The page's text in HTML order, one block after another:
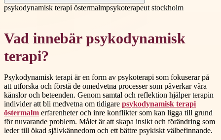
psykodynamisk terapi östermalmpsykoterapeut stockholm
Vad innebär psykodynamisk
terapi?
Psykodynamisk terapi är en form av psykoterapi som fokuserar på
att utforska och förstå de omedvetna processer som påverkar våra
känslor och beteenden. Genom samtal och reflektion hjälper terapin
individer att bli medvetna om tidigare psykodynamisk terapi
östermalm erfarenheter och inre konflikter som kan ligga till grund
för nuvarande problem. Målet är att skapa insikt och förändring som
leder till ökad självkännedom och ett bättre psykiskt välbefinnande.